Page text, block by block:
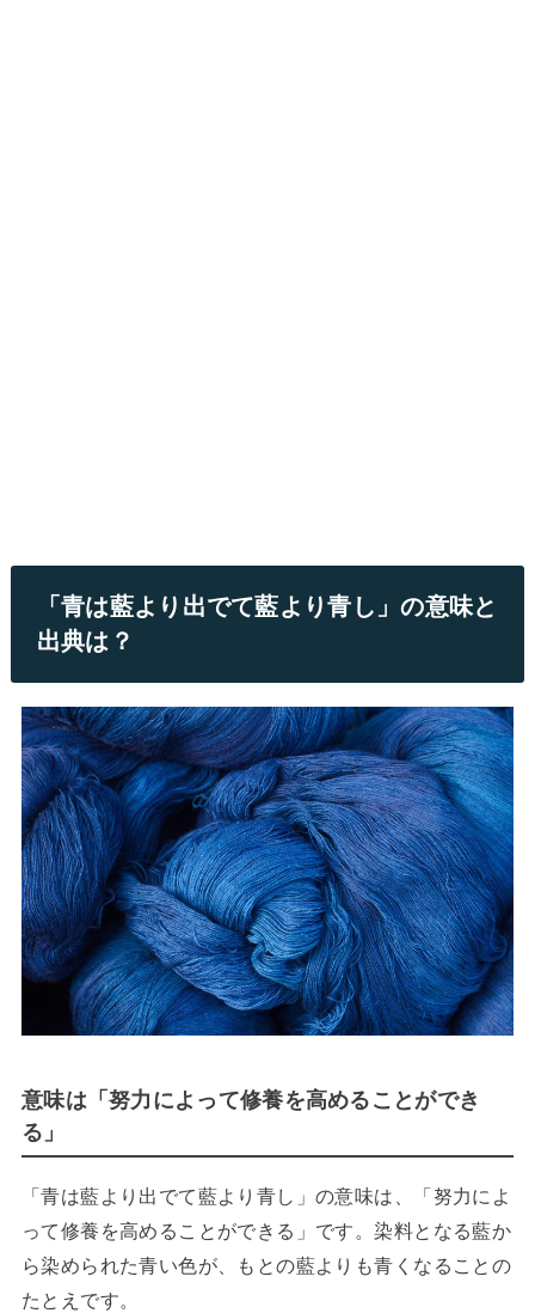
「青は藍より出でて藍より青し」の意味と
出典は？
意味は「努力によって修養を高めることができ
る」
「青は藍より出でて藍より青し」の意味は、「努力によ
って修養を高めることができる」です。染料となる藍か
ら染められた青い色が、もとの藍よりも青くなることの
たとえです。